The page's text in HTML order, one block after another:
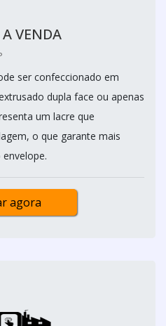
A VENDA
ser confeccionado em
dupla face ou apenas
um lacre que
o que garante mais
agora